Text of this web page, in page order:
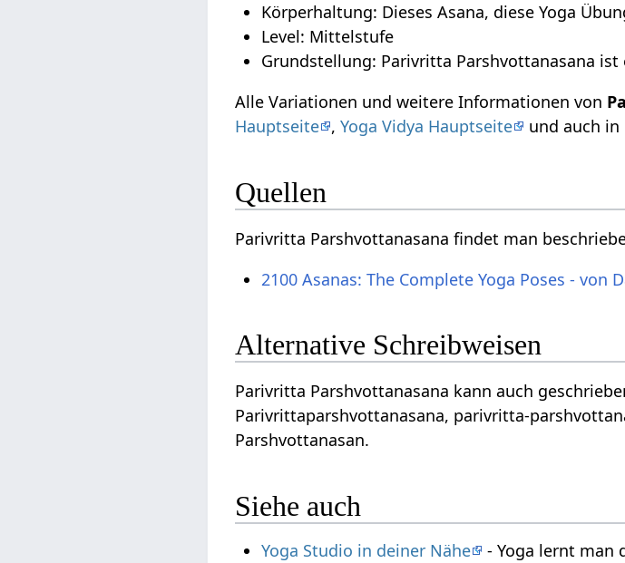
Körperhaltung: Dieses Asana, diese Yoga
Level: Mittelstufe
Grundstellung: Parivritta Parshvottanasana
Alle Variationen und weitere Informationen von
Hauptseite ,Yoga Vidya Hauptseite und auch
Quellen
Parivritta Parshvottanasana findet man
2100 Asanas: The Complete Yoga Poses - von
Alternative Schreibweisen
Parivritta Parshvottanasana kann auch geschrieben
Parivrittaparshvottanasana, parivritta-
Parshvottanasan.
Siehe auch
Yoga Studio in deiner Nähe
- Yoga lernt man